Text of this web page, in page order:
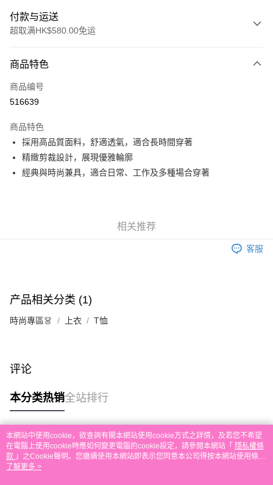
付款与运送
超取满HK$580.00免运
信用卡
Apple Pay
AlipayHK
PayMe
eshop@colourmix-cosmetics.com** **我們不會處理沒有提供存款單據的訂
每笔HK$30.00，满HK$580.00(含以上)免运费
每笔HK$30.00，满HK$580.00(含以上)免运费
免运费
其他地区配送 查看运费
商品特色
商品编号
516639
商品特色
採用高品質面料，舒適透氣，適合長時間穿著
精緻剪裁設計，展現優雅輪廓
經典與時尚兼具，適合日常、工作及多種場合穿著
相关推荐
客服
产品相关分类 (1)
時尚專區👗 上衣 T恤
评论
本分类热销全站排行
热门标签
热销排行
本網站中使用cookie，欲查詢有關本網站使用cookie方式之詳情，及若您不希望
在電腦上使用cookie時應如何變更電腦的cookie設定，請參閱本網站「 隱私權條
款 」之Cookie聲明。您繼續使用本網站即表示您同意本公司得按本網站使用條款
之Cookie聲明使用cookie。
了解更多 >